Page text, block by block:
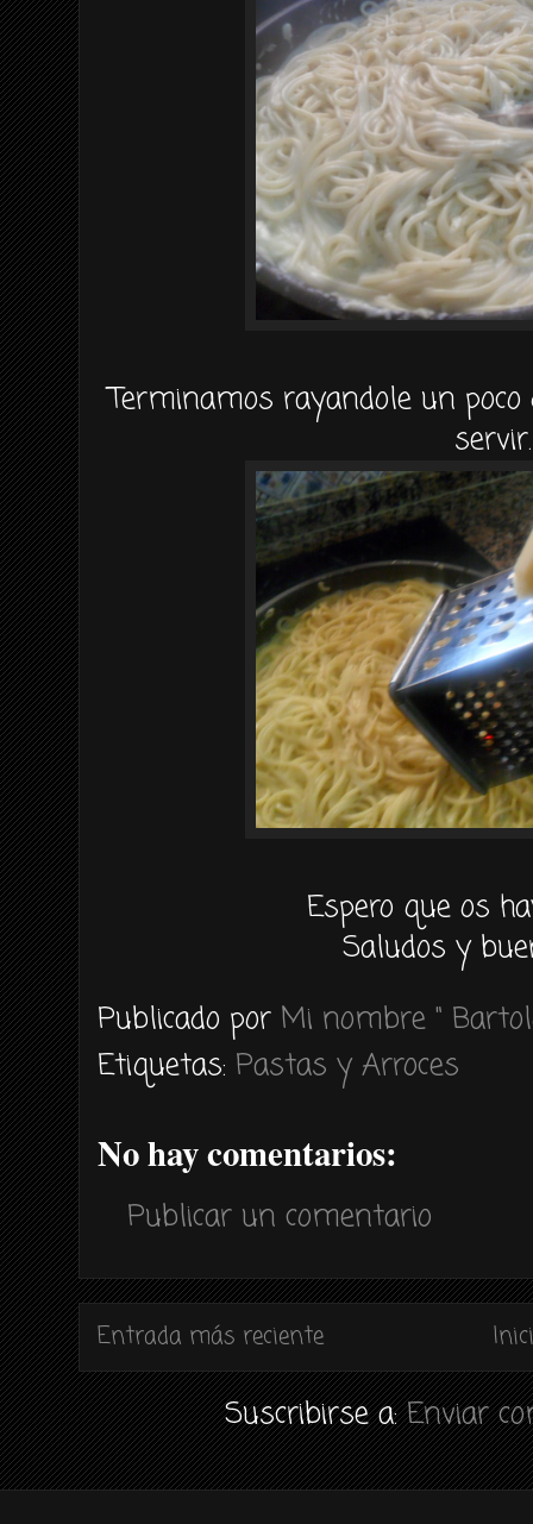
Terminamos rayandole un
servir.
Espero que os
Saludos y
Publicado por Mi nombre "
Etiquetas: Pastas y Arroces
No hay comentarios:
Publicar un comentario
Entrada más reciente
Suscribirse a:Enviar